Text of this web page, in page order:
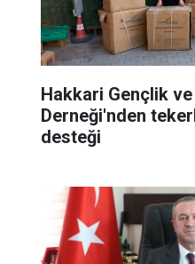
Hakkari Gençlik
Derneği'nden
desteği